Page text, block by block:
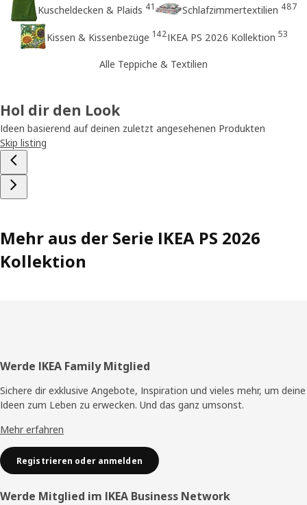
Kuscheldecken & Plaids 41 Schlafzimmertextilien 487
Kissen & Kissenbezüge 142IKEA PS 2026 Kollektion 53
Alle Teppiche & Textilien
Hol dir den Look
Ideen basierend auf deinen zuletzt angesehenen Produkten
Skip listing
Mehr aus der Serie IKEA PS 2026
Kollektion
Fusszeile
Werde IKEA Family Mitglied
Sichere dir exklusive Angebote, Inspiration und vieles mehr, um deine
Ideen zum Leben zu erwecken. Und das ganz umsonst.
Mehr erfahren
Registrieren oder anmelden
Werde Mitglied im IKEA Business Network